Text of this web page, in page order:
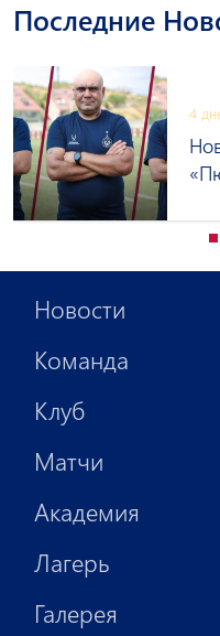
Последние
4
Новости
Команда
Клуб
Матчи
Академия
Лагерь
Галерея